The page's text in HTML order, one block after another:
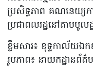
ប្រសិទ្ធភាព គណនេយ្យភ
ប្រជាពលរដ្ឋនៅតាមមូល
ខ្លឹមសារ៖ ខុទ្ទកាល័យឯ
រូបភាព៖ នាយកដ្ឋានព័ត៌